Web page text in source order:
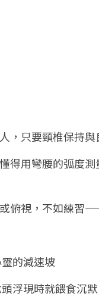
，只要頸椎保持
得用彎腰的弧度
俯視，不如練習
的減速坡
浮現時就餵食沉默